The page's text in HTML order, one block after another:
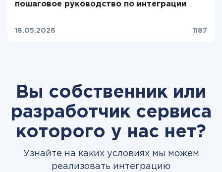
пошаговое руководство по интеграции
18.05.2026 1187
Вы собственник или
разработчик сервиса
которого у нас нет?
Узнайте на каких условиях мы можем
реализовать интеграцию